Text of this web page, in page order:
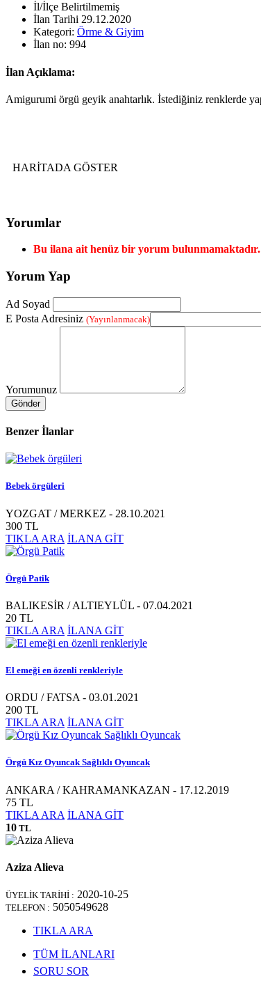
İl/İlçe Belirtilmemiş
İlan Tarihi 29.12.2020
Kategori: Örme & Giyim
İlan no: 994
İlan Açıklama:
Amigurumi örgü geyik anahtarlık. İstediğiniz renklerde
HARİTADA GÖSTER
Yorumlar
Bu ilana ait henüz bir yorum bulunmamaktadır.
Yorum Yap
Ad Soyad
E Posta Adresiniz (Yayınlanmacak)
Yorumunuz
Gönder
Benzer İlanlar
Bebek örgüleri
YOZGAT / MERKEZ - 28.10.2021
300 TL
TIKLA ARA İLANA GİT
Örgü Patik
BALIKESİR / ALTIEYLÜL - 07.04.2021
20 TL
TIKLA ARA İLANA GİT
El emeği en özenli renkleriyle
ORDU / FATSA - 03.01.2021
200 TL
TIKLA ARA İLANA GİT
Örgü Kız Oyuncak Sağlıklı Oyuncak
ANKARA / KAHRAMANKAZAN - 17.12.2019
75 TL
TIKLA ARA İLANA GİT
10 TL
Aziza Alieva
ÜYELİK TARİHİ : 2020-10-25
TELEFON : 5050549628
TIKLA ARA
TÜM İLANLARI
SORU SOR